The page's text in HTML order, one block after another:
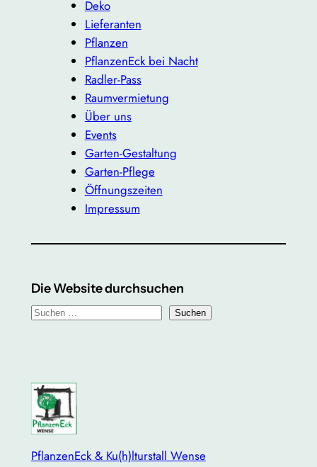
Deko
Lieferanten
Pflanzen
PflanzenEck bei Nacht
Radler-Pass
Raumvermietung
Über uns
Events
Garten-Gestaltung
Garten-Pflege
Öffnungszeiten
Impressum
Die Website durchsuchen
S
e
Suchen
PflanzenEck & Ku(h)lturstall Wense